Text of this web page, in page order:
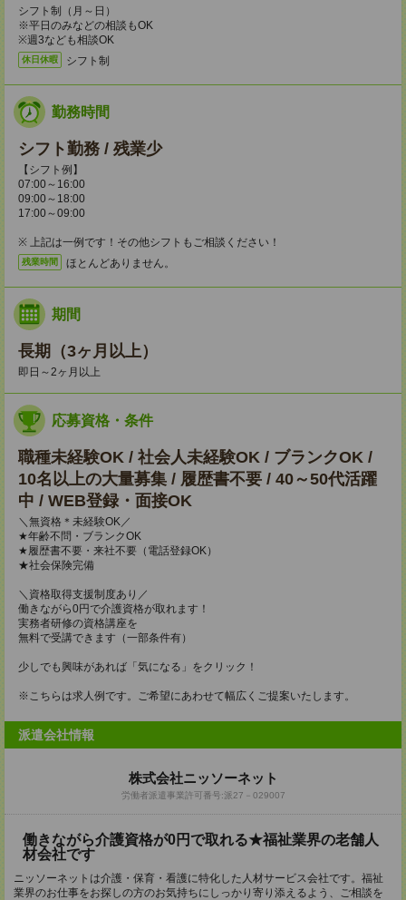
シフト制（月～日）
※平日のみなどの相談もOK
※週3なども相談OK
休日休暇 シフト制
勤務時間
シフト勤務 / 残業少
【シフト例】
07:00～16:00
09:00～18:00
17:00～09:00
※ 上記は一例です！その他シフトもご相談ください！
残業時間 ほとんどありません。
期間
長期（3ヶ月以上）
即日～2ヶ月以上
応募資格・条件
職種未経験OK / 社会人未経験OK / ブランクOK /
10名以上の大量募集 / 履歴書不要 / 40～50代活躍
中 / WEB登録・面接OK
＼無資格＊未経験OK／
★年齢不問・ブランクOK
★履歴書不要・来社不要（電話登録OK）
★社会保険完備
＼資格取得支援制度あり／
働きながら0円で介護資格が取れます！
実務者研修の資格講座を
無料で受講できます（一部条件有）
少しでも興味があれば「気になる」をクリック！
※こちらは求人例です。ご希望にあわせて幅広くご提案いたします。
派遣会社情報
株式会社ニッソーネット
労働者派遣事業許可番号:派27－029007
働きながら介護資格が0円で取れる★福祉業界の老舗人
材会社です
ニッソーネットは介護・保育・看護に特化した人材サービス会社です。福祉
業界のお仕事をお探しの方のお気持ちにしっかり寄り添えるよう、ご相談を